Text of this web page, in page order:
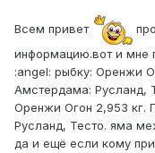
Всем привет
информацию.вот и мне
:angel: рыбку: Оренжи
Амстердама: Русланд,
Оренжи Огон 2,953 кг.
Русланд, Тесто. яма
да и ещё если кому